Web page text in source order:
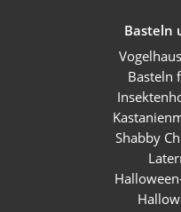
Basteln
Basteln
Shabby